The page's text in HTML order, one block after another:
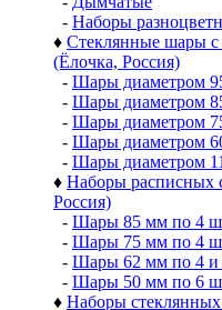
- Наборы
♦ Стеклянные шары с
(Ёлочка, Россия)
- Шары диаметром
- Шары диаметром
- Шары диаметром
- Шары диаметром
- Шары диаметром
♦ Наборы расписных
Россия)
- Шары 85 мм по 4
- Шары 75 мм по 4
- Шары 62 мм по 4 и
- Шары 50 мм по 6
♦ Наборы